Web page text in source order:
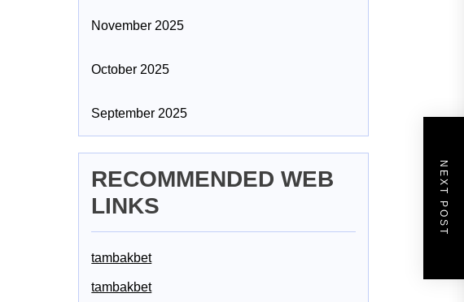
NEXT POST
November 2025
October 2025
September 2025
RECOMMENDED WEB
LINKS
tambakbet
tambakbet